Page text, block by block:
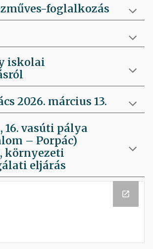
foglalkozás
iskolai
2026. március 13.
16. vasúti pálya
– Porpác)
környezeti
eljárás